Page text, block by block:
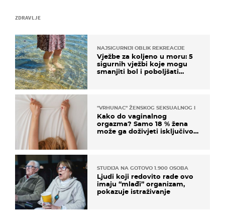
ZDRAVLJE
NAJSIGURNIJI OBLIK REKREACIJE
Vježbe za koljeno u moru: 5
sigurnih vježbi koje mogu
smanjiti bol i poboljšati
"VRHUNAC" ŽENSKOG SEKSUALNOG ISKUSTVA
Kako do vaginalnog
orgazma? Samo 18 % žena
može ga doživjeti isključivo
STUDIJA NA GOTOVO 1.900 OSOBA
Ljudi koji redovito rade ovo
imaju “mlađi” organizam,
pokazuje istraživanje